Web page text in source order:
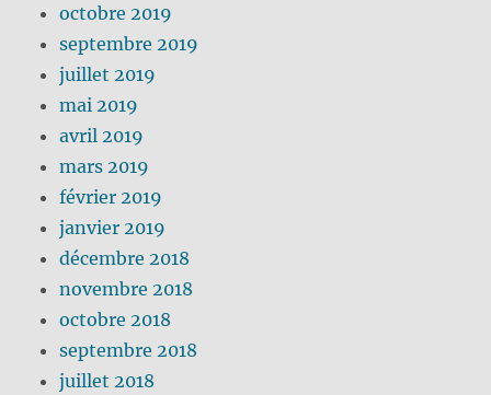
octobre 2019
septembre 2019
juillet 2019
mai 2019
avril 2019
mars 2019
février 2019
janvier 2019
décembre 2018
novembre 2018
octobre 2018
septembre 2018
juillet 2018